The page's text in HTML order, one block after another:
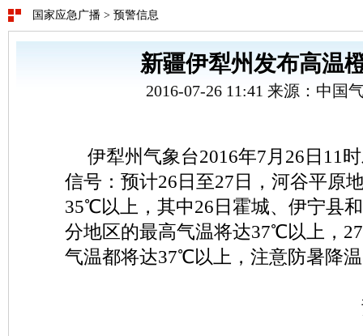
国家应急广播 > 预警信息
新疆伊犁州发布高温
2016-07-26 11:41 来源：中国
伊犁州气象台2016年7月26日11
信号：预计26日至27日，河谷平原
35℃以上，其中26日霍城、伊宁县
分地区的最高气温将达37℃以上，
气温都将达37℃以上，注意防暑降